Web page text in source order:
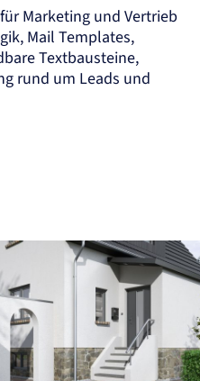
Marketing und Vertrieb
Mail Templates,
Textbausteine,
rund um Leads und